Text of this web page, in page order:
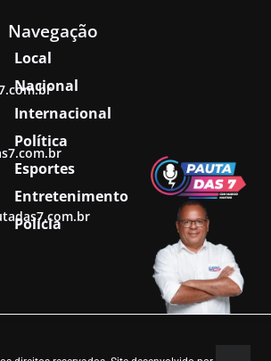
Navegação
Local
Nacional
Internacional
Política
Esportes
Entretenimento
Polícia